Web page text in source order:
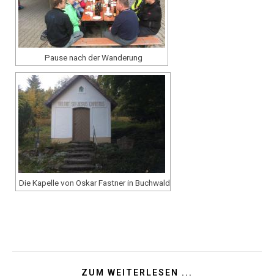
Pause nach der Wanderung
Die Kapelle von Oskar Fastner in Buchwald
ZUM WEITERLESEN ...